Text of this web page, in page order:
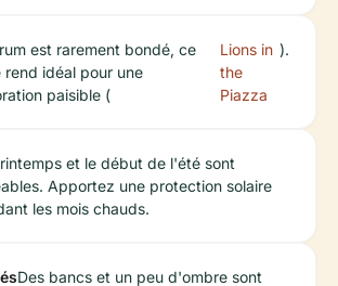
est rarement bondé, ce
rend idéal pour une
paisible (
Lions in
the
Piazza
).
et le début de l'été sont
Apportez une protection solaire
les mois chauds.
Des bancs et un peu d'ombre sont